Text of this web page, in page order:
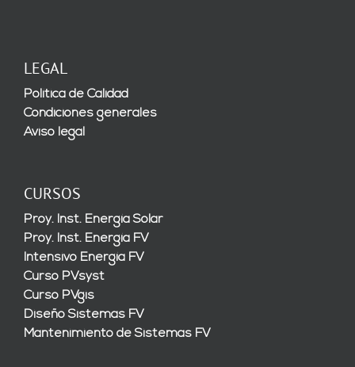
LEGAL
Política de Calidad
Condiciones generales
Aviso legal
CURSOS
Proy. Inst. Energía Solar
Proy. Inst. Energía FV
Intensivo Energía FV
Curso PVsyst
Curso PVgis
Diseño Sistemas FV
Mantenimiento de Sistemas FV